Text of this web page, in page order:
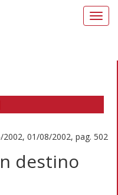
01/08/2002, pag. 502
destino